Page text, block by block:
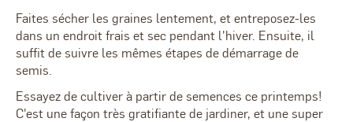
Faites sécher les graines lentement, et entreposez-les
dans un endroit frais et sec pendant l'hiver. Ensuite, il
suffit de suivre les mêmes étapes de démarrage de
semis.
Essayez de cultiver à partir de semences ce printemps!
C'est une façon très gratifiante de jardiner, et une super